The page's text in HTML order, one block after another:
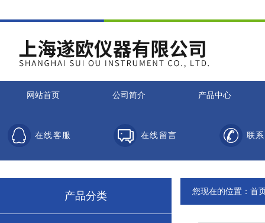
网站首页 公司简介 产品中心
在线客服 在线留言 联
产品分类 您现在的位置： 首